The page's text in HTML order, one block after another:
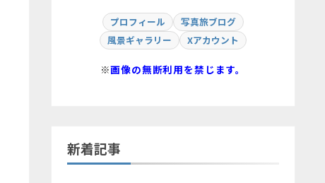
プロフィール
写真旅ブログ
風景ギャラリー
Xアカウント
※画像の無断利用を禁じます。
新着記事